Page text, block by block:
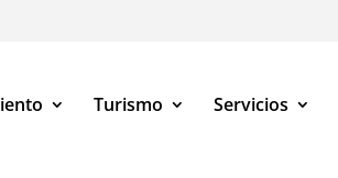
Turismo Servicios